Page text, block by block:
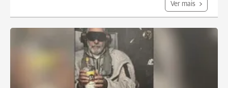
Ver mais